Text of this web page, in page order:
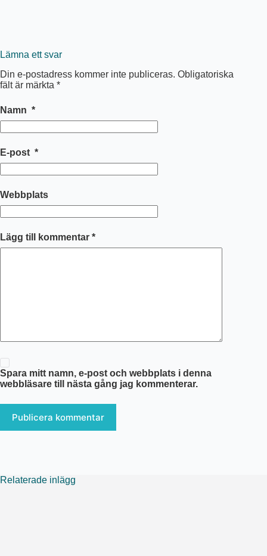
Lämna ett svar
Din e-postadress kommer inte publiceras. Obligatoriska
fält är märkta *
Namn *
E-post *
Webbplats
Lägg till kommentar *
Spara mitt namn, e-post och webbplats i denna
webbläsare till nästa gång jag kommenterar.
Publicera kommentar
Relaterade inlägg